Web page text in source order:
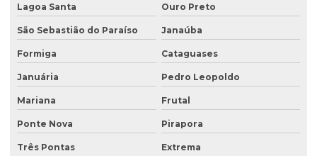
Ensaio percolação do solo
Ensaio triaxial de solos
Escritório de consultoria ambiental
Estudo hidrogeológico
Estudo hidrológico
Lagoa Santa Ouro Preto
São Sebastião do Paraíso Janaúba
Formiga Cataguases
Januária Pedro Leopoldo
Mariana Frutal
Ponte Nova Pirapora
Três Pontas Extrema